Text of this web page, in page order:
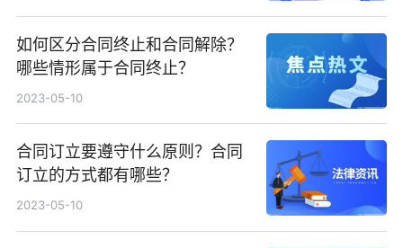
如何区分合同终止和合同解除？
哪些情形属于合同终止？
2023-05-10
合同订立要遵守什么原则？合同
订立的方式都有哪些？
2023-05-10